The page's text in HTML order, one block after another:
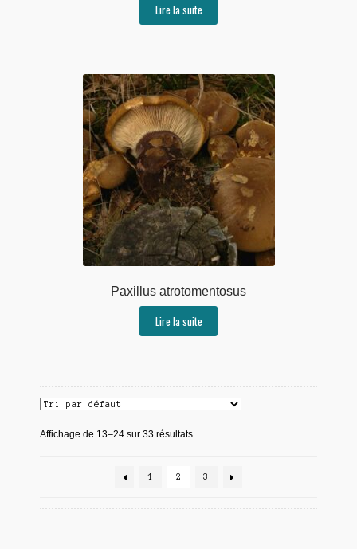
Lire la suite
Paxillus atrotomentosus
Lire la suite
Affichage de 13–24 sur 33 résultats
1 2 3